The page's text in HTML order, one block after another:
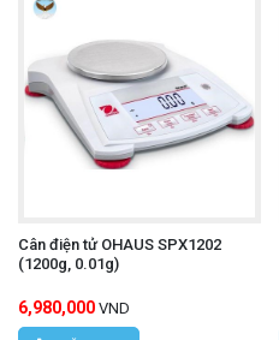
Cân điện tử OHAUS SPX1202
(1200g, 0.01g)
6,980,000 VND